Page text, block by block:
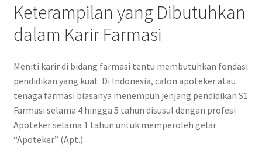
Keterampilan yang Dibutuhkan
dalam Karir Farmasi
Meniti karir di bidang farmasi tentu membutuhkan fondasi
pendidikan yang kuat. Di Indonesia, calon apoteker atau
tenaga farmasi biasanya menempuh jenjang pendidikan S1
Farmasi selama 4 hingga 5 tahun disusul dengan profesi
Apoteker selama 1 tahun untuk memperoleh gelar
“Apoteker” (Apt.).